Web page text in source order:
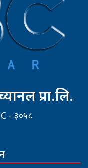
प्रा.लि.
- ३०५८